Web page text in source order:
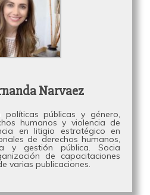
Narvaez
públicas y género,
humanos y violencia de
en litigio estratégico en
de derechos humanos,
y gestión pública. Socia
de capacitaciones
varias publicaciones.